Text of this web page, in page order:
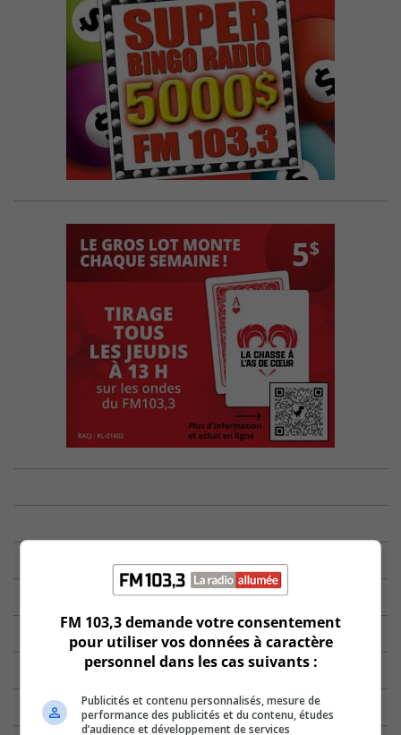
FM 103,3 demande votre consentement
pour utiliser vos données à caractère
personnel dans les cas suivants :
Publicités et contenu personnalisés, mesure de
performance des publicités et du contenu, études
d’audience et développement de services